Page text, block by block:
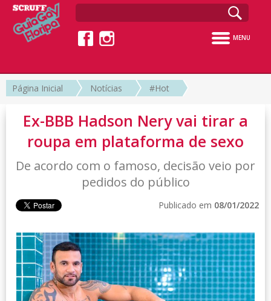
MENU
Página Inicial Notícias #Hot
Ex-BBB Hadson Nery vai tirar a
roupa em plataforma de sexo
De acordo com o famoso, decisão veio por
pedidos do público
Publicado em 08/01/2022